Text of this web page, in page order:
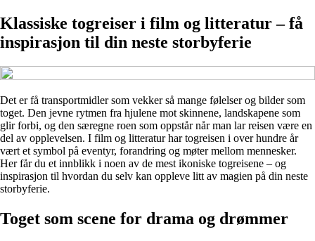
Klassiske togreiser i film og litteratur – få
inspirasjon til din neste storbyferie
Det er få transportmidler som vekker så mange følelser og bilder som
toget. Den jevne rytmen fra hjulene mot skinnene, landskapene som
glir forbi, og den særegne roen som oppstår når man lar reisen være en
del av opplevelsen. I film og litteratur har togreisen i over hundre år
vært et symbol på eventyr, forandring og møter mellom mennesker.
Her får du et innblikk i noen av de mest ikoniske togreisene – og
inspirasjon til hvordan du selv kan oppleve litt av magien på din neste
storbyferie.
Toget som scene for drama og drømmer